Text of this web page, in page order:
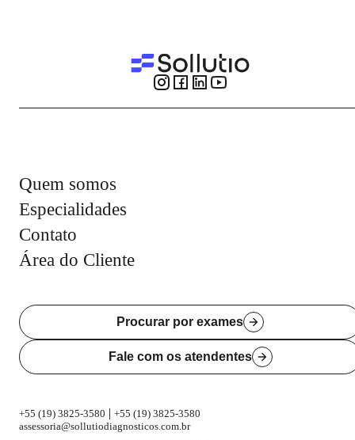
Quem somos
Especialidades
Contato
Área do Cliente
+55 (19) 3825-3580 | +55 (19) 3825-3580
assessoria@sollutiodiagnosticos.com.br
Procurar por exames
Fale com os atendentes